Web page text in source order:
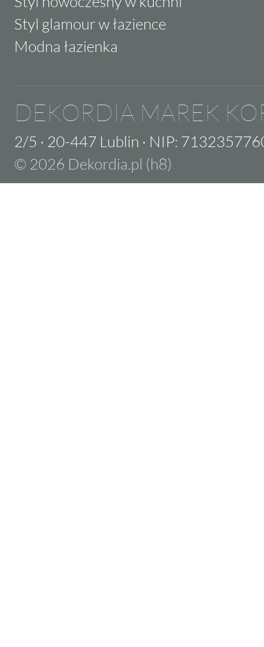
Styl glamour w łazience
Modna łazienka
DEKORDIA MAREK
2/5 · 20-447 Lublin · NIP:
© 2026 Dekordia.pl (h8)